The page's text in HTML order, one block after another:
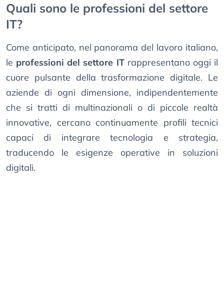
Quali sono le professioni del settore
IT?
Come anticipato, nel panorama del lavoro italiano,
le professioni del settore ITrappresentano oggi il
cuore pulsante della trasformazione digitale. Le
aziende di ogni dimensione, indipendentemente
che si tratti di multinazionali o di piccole realtà
innovative, cercano continuamente profili tecnici
capaci di integrare tecnologia e strategia,
traducendo le esigenze operative in soluzioni
digitali.